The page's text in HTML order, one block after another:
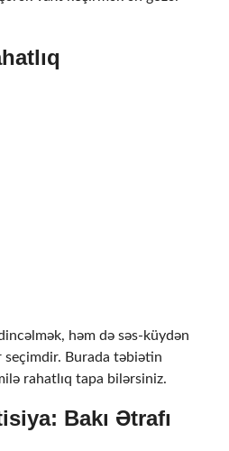
həm də səs-küydən
seçimdir. Burada təbiətin
rahatlıq tapa bilərsiniz.
: Bakı Ətrafı